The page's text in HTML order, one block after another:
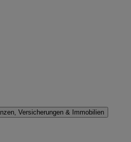
Versicherungen & Immobilien